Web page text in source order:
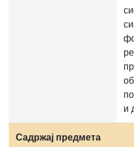
и
Садржај предмета